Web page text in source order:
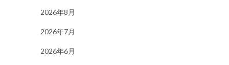
2026年8月
2026年7月
2026年6月